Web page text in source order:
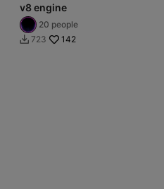
v8 engine
20 people
 723 142